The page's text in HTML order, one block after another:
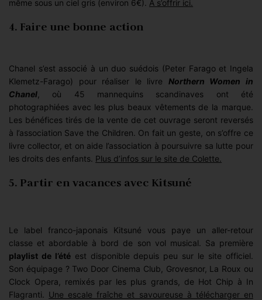
même sous un ciel gris (environ 6€). À s’offrir ici.
4. Faire une bonne action
Chanel s’est associé à un duo suédois (Peter Farago et Ingela
Klemetz-Farago) pour réaliser le livre Northern Women in
Chanel , où 45 mannequins scandinaves ont été
photographiées avec les plus beaux vêtements de la marque.
Les bénéfices tirés de la vente de cet ouvrage seront reversés
à l’association Save the Children. On fait un geste, on s’offre ce
livre collector, et on aide l’association à poursuivre sa lutte pour
les droits des enfants. Plus d’infos sur le site de Colette.
5. Partir en vacances avec Kitsuné
Le label franco-japonais Kitsuné vous paye un aller-retour
classe et abordable à bord de son vol musical. Sa première
playlist de l’étéest disponible depuis peu sur le site officiel.
Son équipage ? Two Door Cinema Club, Grovesnor, La Roux ou
Clock Opera, remixés par les plus grands, de Hot Chip à In
Flagranti. Une escale fraîche et savoureuse à télécharger en